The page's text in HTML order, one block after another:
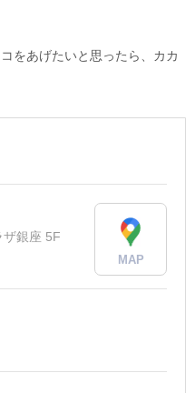
をあげたいと思ったら、カカ
銀座 5F
MAP